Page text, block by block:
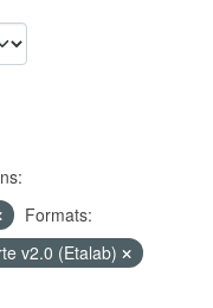
Formats:
v2.0 (Etalab)